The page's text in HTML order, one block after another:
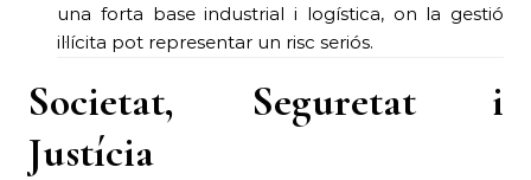
una forta base industrial i logística, on la gestió
il·lícita pot representar un risc seriós.
Societat, Seguretat i
Justícia